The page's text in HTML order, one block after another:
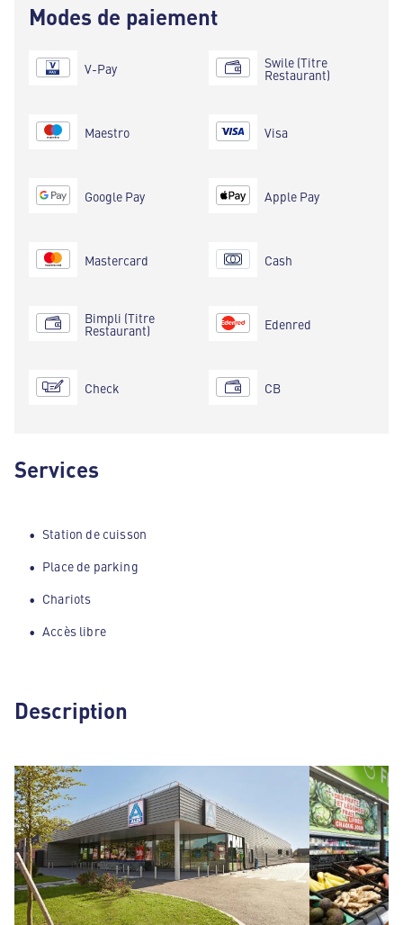
Modes de paiement
V-Pay
Maestro
Google Pay
Mastercard
Bimpli (Titre
Restaurant)
Check
Swile (Titre
Restaurant)
Visa
Apple Pay
Cash
Edenred
CB
Services
Station de cuisson
Place de parking
Chariots
Accès libre
Description